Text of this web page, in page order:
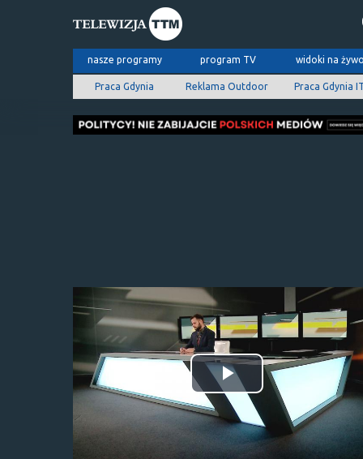
nasze programy program TV widoki na
Praca Gdynia Reklama Outdoor Praca Gdynia
Odtwórz
wideo